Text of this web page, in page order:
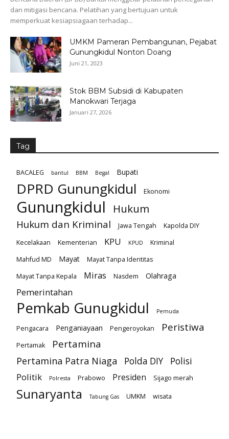
dan mitigasi bencana. Pelatihan yang bertujuan untuk
memperkuat kesiapsiagaan terhadap...
UMKM Pameran Pembangunan, Pejabat
Gunungkidul Nonton Doang
Juni 21, 2023
Stok BBM Subsidi di Kabupaten
Manokwari Terjaga
Januari 27, 2026
Tag
BACALEG bantul BBM Begal Bupati
DPRD Gunungkidul Ekonomi
Gunungkidul Hukum
Hukum dan Kriminal Jawa Tengah
Kapolda DIY
Kecelakaan
Kementerian KPU KPUD
Kriminal
Mahfud MD
Mayat
Mayat Tanpa Identitas
Mayat Tanpa Kepala
Miras Nasdem Olahraga
Pemerintahan
Pemkab Gunugkidul Pemuda
Pengacara Penganiayaan Pengeroyokan Peristiwa
Pertamak Pertamina
Pertamina Patra Niaga Polda DIY
Polisi
Politik
Polresta Prabowo Presiden Sijago merah
Sunaryanta Tabung Gas UMKM wisata